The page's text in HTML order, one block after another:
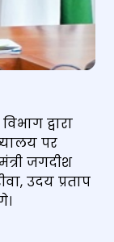
द्वारा
पर
जगदीश
उदय प्रताप